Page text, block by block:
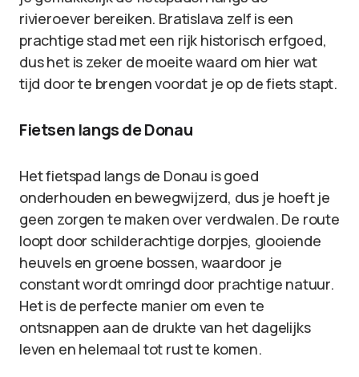
rivieroever bereiken. Bratislava zelf is een
prachtige stad met een rijk historisch erfgoed,
dus het is zeker de moeite waard om hier wat
tijd door te brengen voordat je op de fiets stapt.
Fietsen langs de Donau
Het fietspad langs de Donau is goed
onderhouden en bewegwijzerd, dus je hoeft je
geen zorgen te maken over verdwalen. De route
loopt door schilderachtige dorpjes, glooiende
heuvels en groene bossen, waardoor je
constant wordt omringd door prachtige natuur.
Het is de perfecte manier om even te
ontsnappen aan de drukte van het dagelijks
leven en helemaal tot rust te komen.